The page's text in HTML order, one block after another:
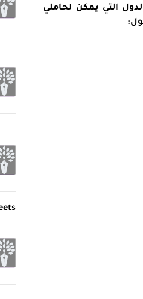
عدد الدول التي يمكن لحاملي